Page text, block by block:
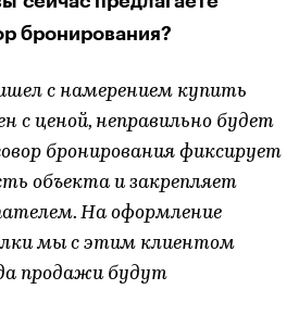
бронирования?
с намерением купить
с ценой, неправильно будет
бронирования фиксирует
объекта и закрепляет
На оформление
мы с этим клиентом
продажи будут